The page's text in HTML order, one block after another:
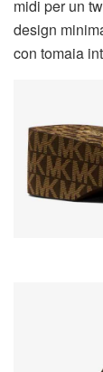
midi per un
design
con tomaia